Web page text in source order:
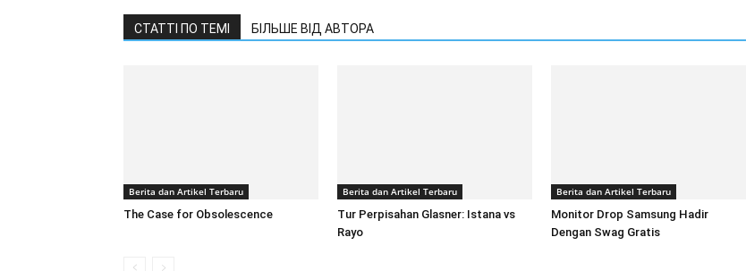
СТАТТІ ПО ТЕМІ БІЛЬШЕ ВІД АВТОРА
Berita dan Artikel Terbaru
The Case for Obsolescence
Berita dan Artikel Terbaru
Tur Perpisahan Glasner: Istana vs
Rayo
Berita dan Artikel Terbaru
Monitor Drop Samsung Hadir
Dengan Swag Gratis